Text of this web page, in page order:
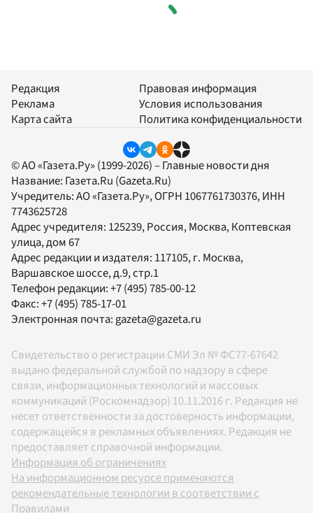
Редакция
Реклама
Карта сайта
Правовая информация
Условия использования
Политика конфиденциальности
© АО «Газета.Ру» (1999-2026) – Главные новости дня
Название: Газета.Ru (Gazeta.Ru)
Учредитель:АО «Газета.Ру», ОГРН 1067761730376, ИНН
7743625728
Адрес учредителя: 125239, Россия, Москва, Коптевская
улица, дом 67
Адрес редакции и издателя: 117105, г. Москва,
Варшавское шоссе, д.9, стр.1
Телефон редакции:+7 (495) 785-00-12
Факс:+7 (495) 785-17-01
Электронная почта:gazeta@gazeta.ru
Свидетельство о регистрации СМИ Эл № ФС77-67642
выдано федеральной службой по надзору в сфере
связи, информационных технологий и массовых
коммуникаций (Роскомнадзор) 10.11.2016 г. Редакция не
несет ответственности за достоверность информации,
содержащейся в рекламных объявлениях. Редакция не
предоставляет справочной информации.
Информация об ограничениях
На информационном ресурсе применяются
рекомендательные технологии в соответствии с
Правилами